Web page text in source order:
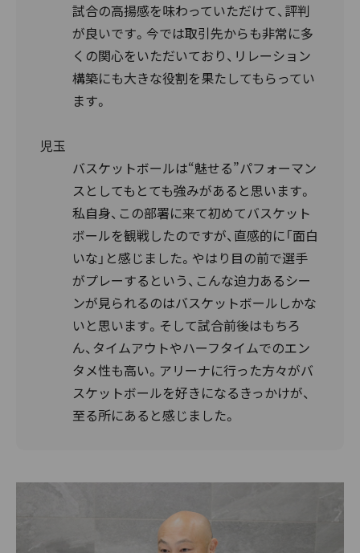
試合の高揚感を味わっていただけて、評判
が良いです。今では取引先からも非常に多
くの関心をいただいており、リレーション
構築にも大きな役割を果たしてもらってい
ます。
児玉
バスケットボールは“魅せる”パフォーマン
スとしてもとても強みがあると思います。
私自身、この部署に来て初めてバスケット
ボールを観戦したのですが、直感的に「面白
いな」と感じました。やはり目の前で選手
がプレーするという、こんな迫力あるシー
ンが見られるのはバスケットボールしかな
いと思います。そして試合前後はもちろ
ん、タイムアウトやハーフタイムでのエン
タメ性も高い。アリーナに行った方々がバ
スケットボールを好きになるきっかけが、
至る所にあると感じました。